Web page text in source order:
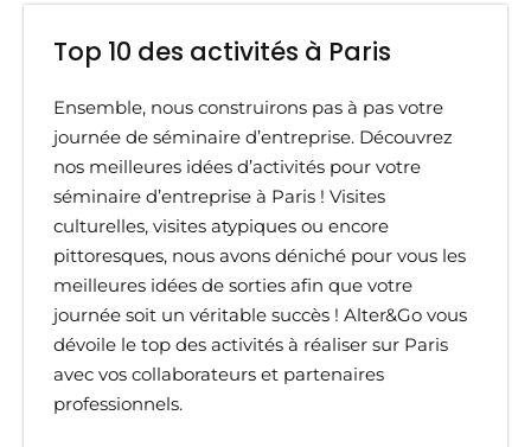
Top 10 des activités à Paris
Ensemble, nous construirons pas à pas votre
journée de séminaire d’entreprise. Découvrez
nos meilleures idées d’activités pour votre
séminaire d’entreprise à Paris ! Visites
culturelles, visites atypiques ou encore
pittoresques, nous avons déniché pour vous les
meilleures idées de sorties afin que votre
journée soit un véritable succès ! Alter&Go vous
dévoile le top des activités à réaliser sur Paris
avec vos collaborateurs et partenaires
professionnels.